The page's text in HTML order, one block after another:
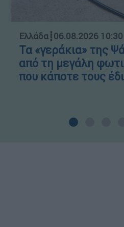
Ελλάδα┋06.08.2026 10:30
Τα «γεράκια» της
από τη μεγάλη
που κάποτε τους